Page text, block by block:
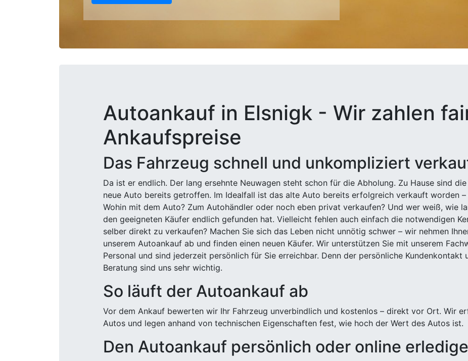
Autoankauf in Elsnigk - Wir zahlen
Ankaufspreise
Das Fahrzeug schnell und unkompliziert
Da ist er endlich. Der lang ersehnte Neuwagen steht schon für die Abholung. Zu Hause sind
neue Auto bereits getroffen. Im Idealfall ist das alte Auto bereits erfolgreich verkauft worden
Wohin mit dem Auto? Zum Autohändler oder noch eben privat verkaufen? Und wer weiß, wie
den geeigneten Käufer endlich gefunden hat. Vielleicht fehlen auch einfach die notwendigen
selber direkt zu verkaufen? Machen Sie sich das Leben nicht unnötig schwer – wir nehmen
unserem Autoankauf ab und finden einen neuen Käufer. Wir unterstützen Sie mit unserem
Personal und sind jederzeit persönlich für Sie erreichbar. Denn der persönliche Kundenkontakt
Beratung sind uns sehr wichtig.
So läuft der Autoankauf ab
Vor dem Ankauf bewerten wir Ihr Fahrzeug unverbindlich und kostenlos – direkt vor Ort. Wir
Autos und legen anhand von technischen Eigenschaften fest, wie hoch der Wert des Autos ist.
Den Autoankauf persönlich oder online